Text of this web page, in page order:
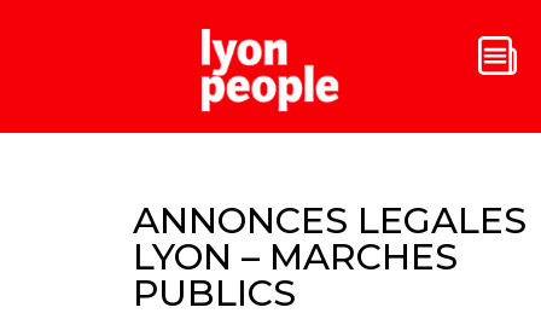
ANNONCES LEGALES
LYON – MARCHES
PUBLICS